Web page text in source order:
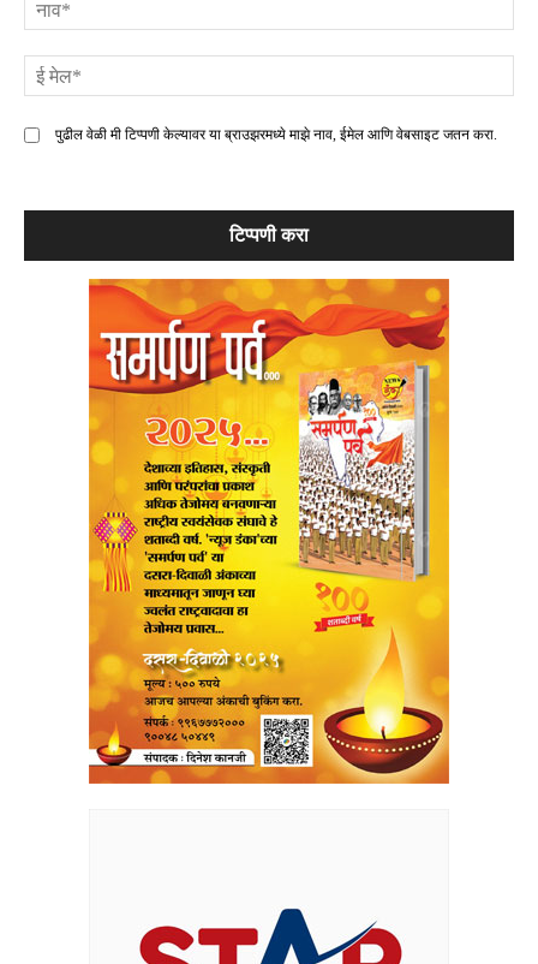
पुढील वेळी मी टिप्पणी केल्यावर या ब्राउझरमध्ये माझे नाव, ईमेल आणि वेबसाइट जतन करा.